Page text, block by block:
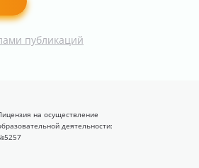
публикаций
на осуществление
деятельности: